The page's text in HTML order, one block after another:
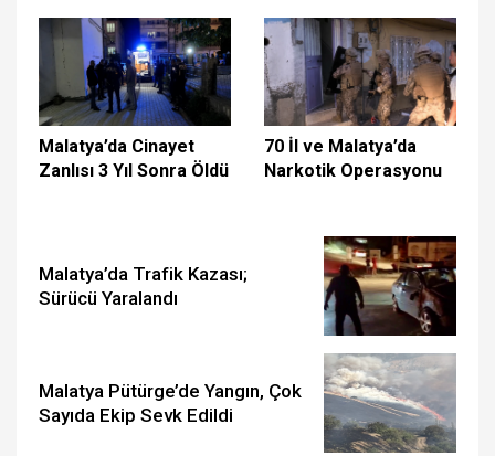
Malatya’da Cinayet
Zanlısı 3 Yıl Sonra Öldü
70 İl ve Malatya’da
Narkotik Operasyonu
Malatya’da Trafik Kazası;
Sürücü Yaralandı
Malatya Pütürge’de Yangın, Çok
Sayıda Ekip Sevk Edildi